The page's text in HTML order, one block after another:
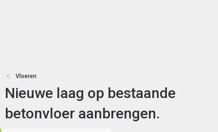
Vloeren
Nieuwe laag op bestaande
betonvloer aanbrengen.